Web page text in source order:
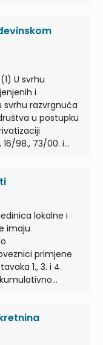
U svrhu
i
razvrgnuća
16/98., 73/00. i
2. ovoga
na kojemu je
je na dan
Republike
omjer
6. stavku ...
lokalne i
imaju
1., 3. i 4.
(regionalne)